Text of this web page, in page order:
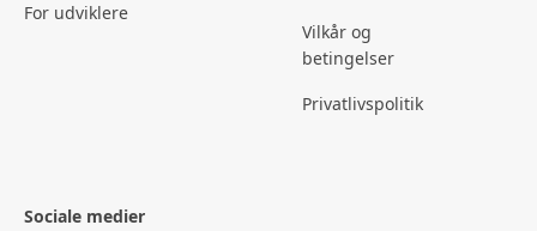
For udviklere
Vilkår og
betingelser
Privatlivspolitik
Sociale medier